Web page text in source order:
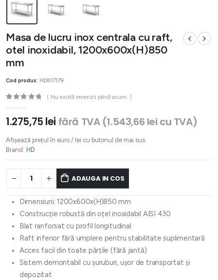
Masa de lucru inox centrala cu raft,
otel inoxidabil, 1200x600x(H)850
mm
Cod produs: HD817179
( Nu există recenzii până acum. )
1.275,75 lei fără TVA (1.543,66 lei cu TVA)
Afișează prețul în euro / lei cu butonul de mai sus
Brand: HD
ADAUGA IN COS
Dimensiuni: 1200x600x(H)850 mm
Construcție robustă din oțel inoxidabil AISI 430
Blat ranforsat cu profil longitudinal
Raft inferior fără umplere pentru stabilitate suplimentară
Acces facil din toate părțile (fără jantă)
Sistem demontabil cu șuruburi, ușor de transportat și
depozitat